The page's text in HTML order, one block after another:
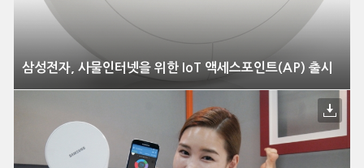
삼성전자, 사물인터넷을 위한 IoT 액세스포인트(AP) 출시